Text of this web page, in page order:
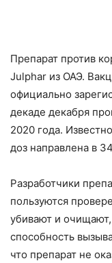
Препарат против
Julphar из ОАЭ.
официально
декаде декабря
2020 года.
доз направлена в
Разработчики
пользуются
убивают и
способность
что препарат не